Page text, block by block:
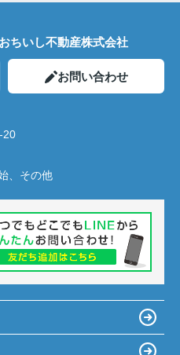
ちいし不動産株式会社
お問い合わせ
20
、その他